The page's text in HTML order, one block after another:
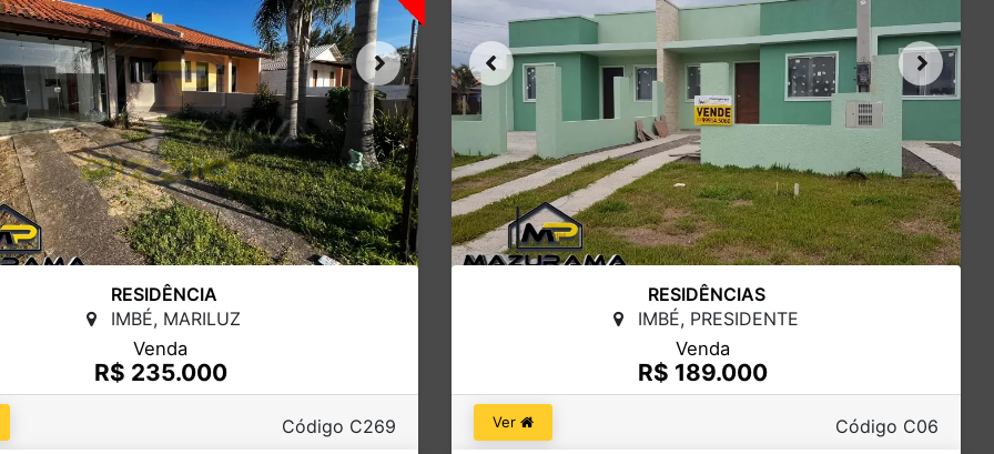
RESIDÊNCIA
IMBÉ, MARILUZ
Venda
R$ 235.000
Código C269
RESIDÊNCIAS
IMBÉ, PRESIDENTE
Venda
R$ 189.000
Ver Código C06